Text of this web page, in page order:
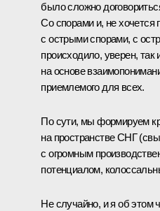
было сложно
Со спорами и, не хочется
с острыми спорами, с
происходило, уверен,
на основе
приемлемого для всех.
По сути, мы формируем
на пространстве СНГ
с огромным
потенциалом,
Не случайно, и я об этом